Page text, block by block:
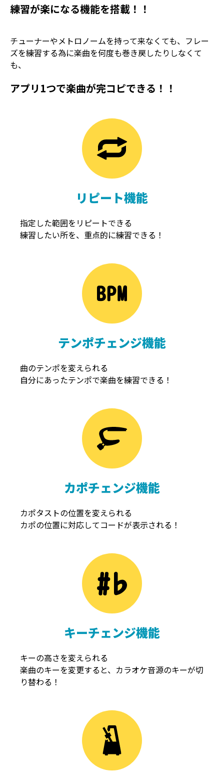
練習が楽になる機能を搭載！！
チューナーやメトロノームを持って来なくても、フレー
ズを練習する為に楽曲を何度も巻き戻したりしなくて
も、
アプリ1つで楽曲が完コピできる！！
リピート機能
指定した範囲をリピートできる
練習したい所を、重点的に練習できる！
テンポチェンジ機能
曲のテンポを変えられる
自分にあったテンポで楽曲を練習できる！
カポチェンジ機能
カポタストの位置を変えられる
カポの位置に対応してコードが表示される！
キーチェンジ機能
キーの高さを変えられる
楽曲のキーを変更すると、カラオケ音源のキーが切
り替わる！